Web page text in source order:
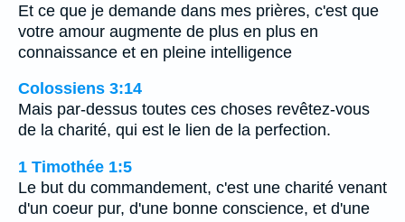
Et ce que je demande dans mes prières, c'est que
votre amour augmente de plus en plus en
connaissance et en pleine intelligence
Colossiens 3:14
Mais par-dessus toutes ces choses revêtez-vous
de la charité, qui est le lien de la perfection.
1 Timothée 1:5
Le but du commandement, c'est une charité venant
d'un coeur pur, d'une bonne conscience, et d'une